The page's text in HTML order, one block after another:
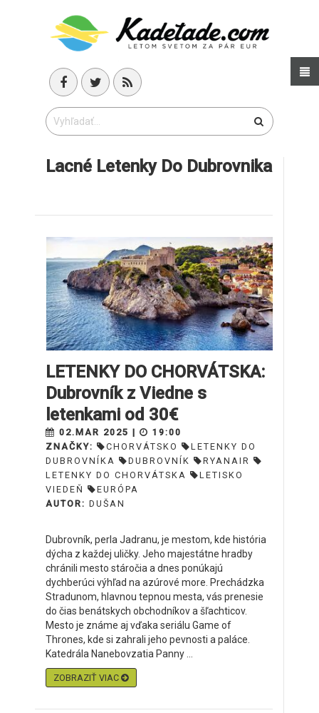
Lacné Letenky Do Dubrovnika
LETENKY DO CHORVÁTSKA:
Dubrovník z Viedne s
letenkami od 30€
02.MAR 2025 |
19:00
ZNAČKY:
CHORVÁTSKO
LETENKY DO
DUBROVNÍKA
DUBROVNÍK
RYANAIR
LETENKY DO CHORVÁTSKA
LETISKO
VIEDEŇ
EURÓPA
AUTOR: DUŠAN
Dubrovník, perla Jadranu, je mestom, kde história
dýcha z každej uličky. Jeho majestátne hradby
chránili mesto stáročia a dnes ponúkajú
dychberúci výhľad na azúrové more. Prechádzka
Stradunom, hlavnou tepnou mesta, vás prenesie
do čias benátskych obchodníkov a šľachticov.
Mesto je známe aj vďaka seriálu Game of
Thrones, kde si zahrali jeho pevnosti a paláce.
Katedrála Nanebovzatia Panny ...
ZOBRAZIŤ VIAC